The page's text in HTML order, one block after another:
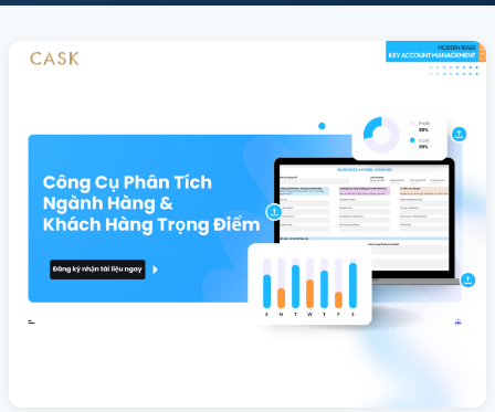
Quản trị khách hàng trọng điểm kênh hiện đại
Design Winning Ecommerce Channel
Chiến lược kênh thương mại điện tử
LỊCH HỌC
Xem lịch khai giảng tất cả khóa học
Đăng ký ngay →